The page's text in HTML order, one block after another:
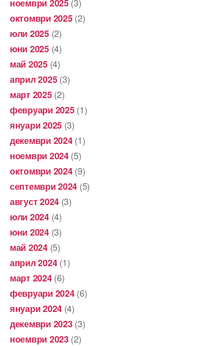
ноември 2025
октомври 2025(2)
юли 2025(2)
юни 2025(4)
май 2025(4)
април 2025(3)
март 2025(2)
февруари 2025(1)
януари 2025 (3)
декември 2024(1)
ноември 2024(5)
октомври 2024(9)
септември 2024 (5)
август 2024 (3)
юли 2024(4)
юни 2024(3)
май 2024(5)
април 2024(1)
март 2024(6)
февруари 2024(6)
януари 2024 (4)
декември 2023(3)
ноември 2023(2)